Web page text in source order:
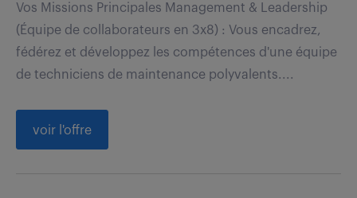
Vos Missions Principales Management & Leadership
(Équipe de collaborateurs en 3x8) : Vous encadrez,
fédérez et développez les compétences d'une équipe
de techniciens de maintenance polyvalents....
voir l'offre